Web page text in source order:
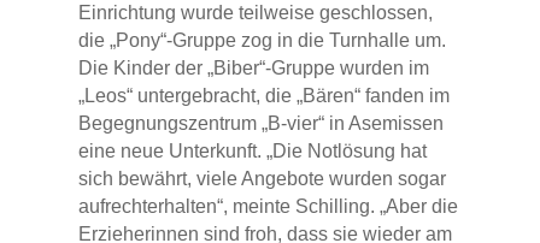
Einrichtung wurde teilweise geschlossen,
die „Pony“-Gruppe zog in die Turnhalle um.
Die Kinder der „Biber“-Gruppe wurden im
„Leos“ untergebracht, die „Bären“ fanden im
Begegnungszentrum „B-vier“ in Asemissen
eine neue Unterkunft. „Die Notlösung hat
sich bewährt, viele Angebote wurden sogar
aufrechterhalten“, meinte Schilling. „Aber die
Erzieherinnen sind froh, dass sie wieder am